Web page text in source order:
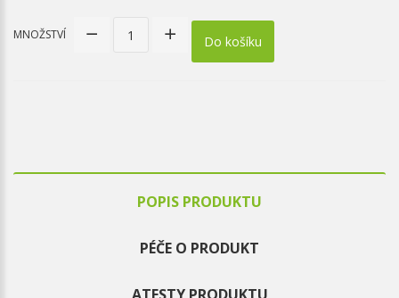
MNOŽSTVÍ Do košíku
POPIS PRODUKTU
PÉČE O PRODUKT